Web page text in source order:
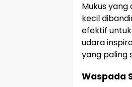
Mukus
kecil
efektif
udara
yang paling
Waspada